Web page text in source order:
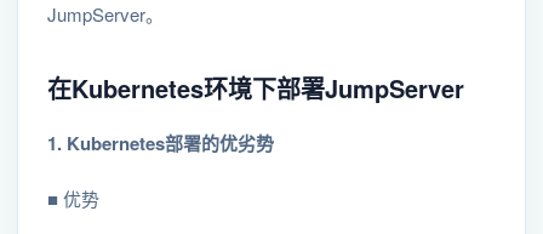
JumpServer。
在Kubernetes环境下部署JumpServer
1. Kubernetes部署的优劣势
■ 优势